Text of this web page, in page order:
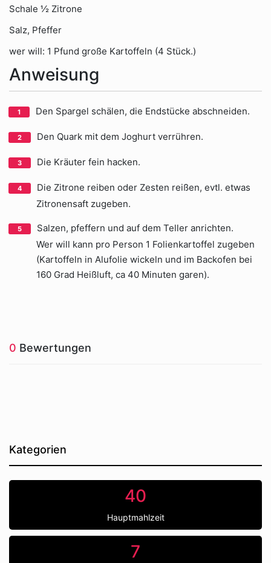
Schale ½ Zitrone
Salz, Pfeffer
wer will: 1 Pfund große Kartoffeln (4 Stück.)
Anweisung
Den Spargel schälen, die Endstücke abschneiden.
Den Quark mit dem Joghurt verrühren.
Die Kräuter fein hacken.
Die Zitrone reiben oder Zesten reißen, evtl. etwas
Zitronensaft zugeben.
Salzen, pfeffern und auf dem Teller anrichten.
Wer will kann pro Person 1 Folienkartoffel zugeben
(Kartoffeln in Alufolie wickeln und im Backofen bei
160 Grad Heißluft, ca 40 Minuten garen).
0 Bewertungen
Kategorien
40
Hauptmahlzeit
7